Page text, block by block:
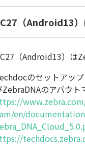
（Android13）
（Android13）は
のセットアッ
ZebraDNAのアバウ
en/